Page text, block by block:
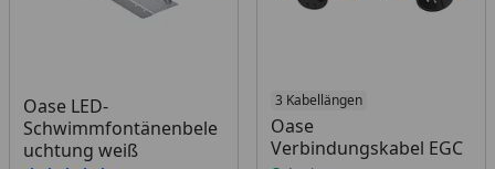
Oase LED-
Schwimmfontänenbele
uchtung weiß
Produkt am Lager 3 Kabellängen
Oase
Verbindungskabel EGC
Produkt am Lager